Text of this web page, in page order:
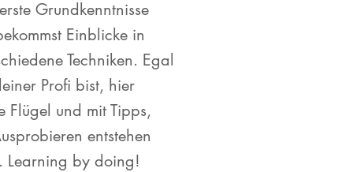
Grundkenntnisse
Einblicke in
Techniken. Egal
Profi bist, hier
Flügel und mit Tipps,
entstehen
Learning by doing!